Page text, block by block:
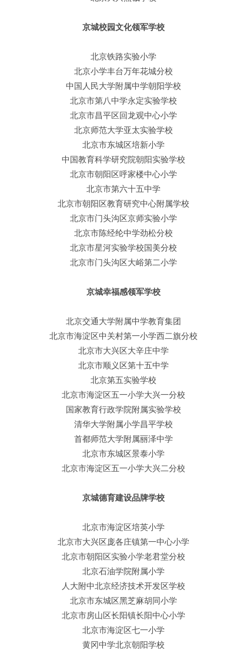
京城校园文化领军学校
北京铁路实验小学
北京小学丰台万年花城分校
中国人民大学附属中学朝阳学校
北京市第八中学永定实验学校
北京市昌平区回龙观中心小学
北京师范大学亚太实验学校
北京市东城区培新小学
中国教育科学研究院朝阳实验学校
北京市朝阳区呼家楼中心小学
北京市第六十五中学
北京市朝阳区教育研究中心附属学校
北京市门头沟区京师实验小学
北京市陈经纶中学劲松分校
北京市星河实验学校国美分校
北京市门头沟区大峪第二小学
京城幸福感领军学校
北京交通大学附属中学教育集团
北京市海淀区中关村第一小学西二旗分校
北京市大兴区大辛庄中学
北京市顺义区第十五中学
北京第五实验学校
北京市海淀区五一小学大兴一分校
国家教育行政学院附属实验学校
清华大学附属小学昌平学校
首都师范大学附属丽泽中学
北京市东城区景泰小学
北京市海淀区五一小学大兴二分校
京城德育建设品牌学校
北京市海淀区培英小学
北京市大兴区庞各庄镇第一中心小学
北京市朝阳区实验小学老君堂分校
北京石油学院附属小学
人大附中北京经济技术开发区学校
北京市东城区黑芝麻胡同小学
北京市房山区长阳镇长阳中心小学
北京市海淀区七一小学
黄冈中学北京朝阳学校